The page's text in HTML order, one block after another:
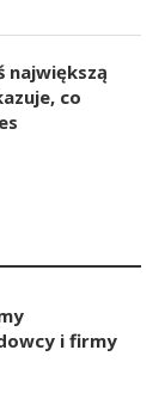
największą
co
i firmy